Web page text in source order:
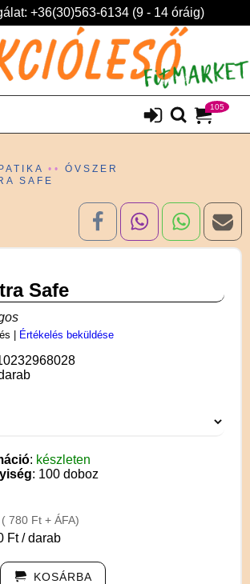
+36(30)563-6134 (9 - 14 óráig)
105
ÓVSZER
SAFE
Safe
Értékelés beküldése
: készleten
: 100 doboz
( 780 Ft + ÁFA)
Ft / darab
KOSÁRBA